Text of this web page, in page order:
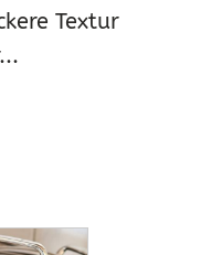
Textur